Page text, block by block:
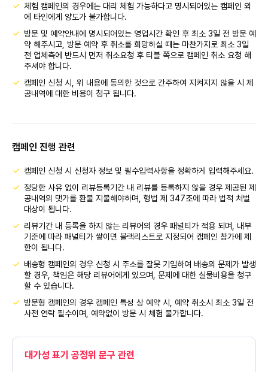
체험 캠페인의 경우에는 대리 체험 가능하다고 명시되어있는 캠페인 외
에 타인에게 양도가 불가합니다.
방문 및 예약안내에 명시되어있는 영업시간 확인 후 최소 3일 전 방문 예
약 해주시고, 방문 예약 후 취소를 희망하실 때는 마찬가지로 최소 3일
전 업체측에 반드시 먼저 취소요청 후 티블 쪽으로 캠페인 취소 요청 해
주셔야 합니다.
캠페인 신청 시, 위 내용에 동의한 것으로 간주하여 지켜지지 않을 시 제
공내역에 대한 비용이 청구 됩니다.
캠페인 진행 관련
캠페인 신청 시 신청자 정보 및 필수입력사항을 정확하게 입력해주세요.
정당한 사유 없이 리뷰등록기간 내 리뷰를 등록하지 않을 경우 제공된 제
공내역의 댓가를 환불 지불해야하며, 형법 제 347조에 따라 법적 처벌
대상이 됩니다.
리뷰기간 내 등록을 하지 않는 리뷰어의 경우 패널티가 적용 되며, 내부
기준에 따라 패널티가 쌓이면 블랙리스트로 지정되어 캠페인 참가에 제
한이 됩니다.
배송형 캠페인의 경우 신청 시 주소를 잘못 기입하여 배송의 문제가 발생
할 경우, 책임은 해당 리뷰어에게 있으며, 문제에 대한 실물비용을 청구
할 수 있습니다.
방문형 캠페인의 경우 캠페인 특성 상 예약 시, 예약 취소시 최소 3일 전
사전 연락 필수이며, 예약없이 방문 시 체험 불가합니다.
대가성 표기 공정위 문구 관련